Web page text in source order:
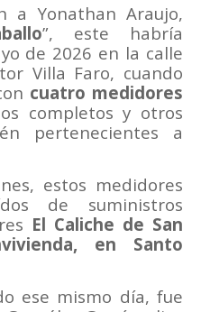
a Yonathan Araujo,
”, este habría
de 2026 en la calle
Villa Faro, cuando
cuatro medidores
completos y otros
pertenecientes a
estos medidores
de suministros
El Caliche de San
en Santo
ese mismo día, fue